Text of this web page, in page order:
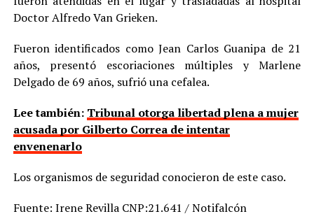
Doctor Alfredo Van Grieken.
Fueron identificados como Jean Carlos Guanipa de 21
años, presentó escoriaciones múltiples y Marlene
Delgado de 69 años, sufrió una cefalea.
Lee también: Tribunal otorga libertad plena a mujer
acusada por Gilberto Correa de intentar
envenenarlo
Los organismos de seguridad conocieron de este caso.
Fuente: Irene Revilla CNP:21.641 / Notifalcón